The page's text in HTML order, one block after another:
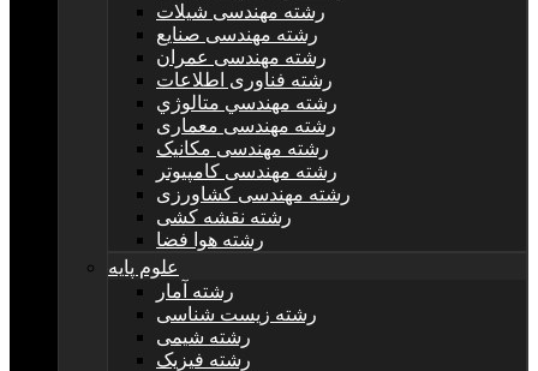
رشته مهندسی شیلات
رشته مهندسی صنایع
رشته مهندسی عمران
رشته فناوری اطلاعات
رشته مهندسي متالوژي
رشته مهندسی معماری
رشته مهندسی مکانیک
رشته مهندسی کامپیوتر
رشته مهندسی کشاورزی
رشته نقشه کشی
رشته هوا فضا
علوم پایه
رشته آمار
رشته زیست شناسی
رشته شیمی
رشته فیزیک